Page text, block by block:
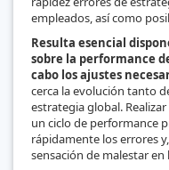
empleados, así como
Resulta esencial
sobre la performance
cabo los ajustes
cerca la evolución tanto
estrategia global.
un ciclo de performance
rápidamente los errores
sensación de malestar en